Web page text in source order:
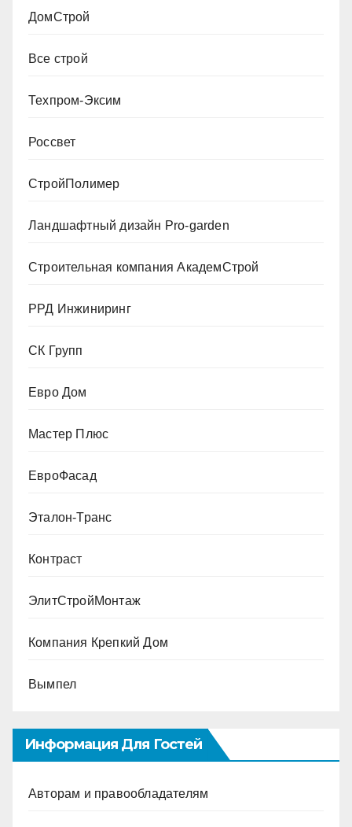
ДомСтрой
Все строй
Техпром-Эксим
Россвет
СтройПолимер
Ландшафтный дизайн Pro-garden
Строительная компания АкадемСтрой
РРД Инжиниринг
СК Групп
Евро Дом
Мастер Плюс
ЕвроФасад
Эталон-Транс
Контраст
ЭлитСтройМонтаж
Компания Крепкий Дом
Вымпел
Информация Для Гостей
Авторам и правообладателям